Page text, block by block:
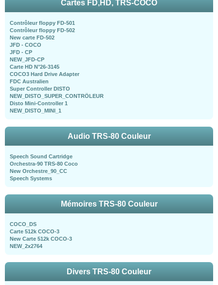
Cartes FD,HD, TRS-COCO
Contrôleur floppy FD-501
Contrôleur floppy FD-502
New carte FD-502
JFD - COCO
JFD - CP
NEW_JFD-CP
Carte HD N°26-3145
COCO3 Hard Drive Adapter
FDC Australien
Super Controller DISTO
NEW_DISTO_SUPER_CONTRÖLEUR
Disto Mini-Controller 1
NEW_DISTO_MINI_1
Audio TRS-80 Couleur
Speech Sound Cartridge
Orchestra-90 TRS-80 Coco
New Orchestre_90_CC
Speech Systems
Mémoires TRS-80 Couleur
COCO_DS
Carte 512k COCO-3
New Carte 512k COCO-3
NEW_2x2764
Divers TRS-80 Couleur